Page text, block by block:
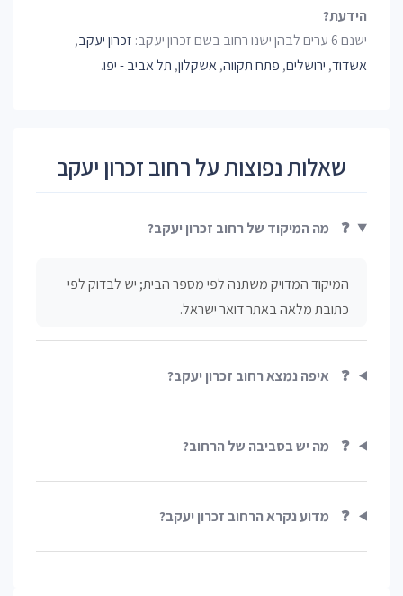
הידעת?
ישנם 6 ערים לבהן ישנו רחוב בשם זכרון יעקב:
זכרון יעקב,
אשדוד, ירושלים, פתח תקווה,אשקלון, תל אביב - יפו.
שאלות נפוצות על רחוב זכרון יעקב
❓ מה המיקוד של רחוב זכרון יעקב?
המיקוד המדויק משתנה לפי מספר הבית; יש לבדוק לפי
כתובת מלאה באתר דואר ישראל.
❓ איפה נמצא רחוב זכרון יעקב?
❓ מה יש בסביבה של הרחוב?
❓ מדוע נקרא הרחוב זכרון יעקב?